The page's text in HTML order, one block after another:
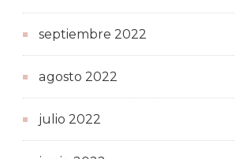
septiembre 2022
agosto 2022
julio 2022